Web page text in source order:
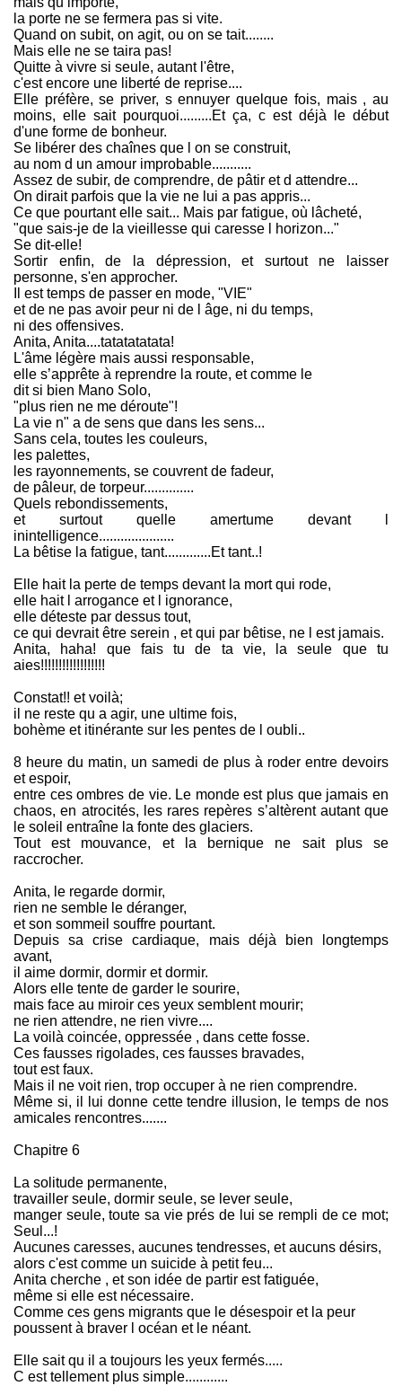
la porte ne se fermera pas si vite.
Quand on subit, on agit, ou on se tait........
Mais elle ne se taira pas!
Quitte à vivre si seule, autant l'être,
c'est encore une liberté de reprise....
Elle préfère, se priver, s ennuyer quelque fois, mais , au
moins, elle sait pourquoi.........Et ça, c est déjà le début
d'une forme de bonheur.
Se libérer des chaînes que l on se construit,
au nom d un amour improbable...........
Assez de subir, de comprendre, de pâtir et d attendre...
On dirait parfois que la vie ne lui a pas appris...
Ce que pourtant elle sait... Mais par fatigue, où lâcheté,
"que sais-je de la vieillesse qui caresse l horizon..."
Se dit-elle!
Sortir enfin, de la dépression, et surtout ne laisser
personne, s'en approcher.
Il est temps de passer en mode, "VIE"
et de ne pas avoir peur ni de l âge, ni du temps,
ni des offensives.
Anita, Anita....tatatatatata!
L'âme légère mais aussi responsable,
elle s’apprête à reprendre la route, et comme le
dit si bien Mano Solo,
"plus rien ne me déroute"!
La vie n" a de sens que dans les sens...
Sans cela, toutes les couleurs,
les palettes,
les rayonnements, se couvrent de fadeur,
de pâleur, de torpeur..............
Quels rebondissements,
et surtout quelle amertume devant l
inintelligence.....................
La bêtise la fatigue, tant.............Et tant..!
Elle hait la perte de temps devant la mort qui rode,
elle hait l arrogance et l ignorance,
elle déteste par dessus tout,
ce qui devrait être serein , et qui par bêtise, ne l est jamais.
Anita, haha! que fais tu de ta vie, la seule que tu
aies!!!!!!!!!!!!!!!!!!
Constat!! et voilà;
il ne reste qu a agir, une ultime fois,
bohème et itinérante sur les pentes de l oubli..
8 heure du matin, un samedi de plus à roder entre devoirs
et espoir,
entre ces ombres de vie. Le monde est plus que jamais en
chaos, en atrocités, les rares repères s’altèrent autant que
le soleil entraîne la fonte des glaciers.
Tout est mouvance, et la bernique ne sait plus se
raccrocher.
Anita, le regarde dormir,
rien ne semble le déranger,
et son sommeil souffre pourtant.
Depuis sa crise cardiaque, mais déjà bien longtemps
avant,
il aime dormir, dormir et dormir.
Alors elle tente de garder le sourire,
mais face au miroir ces yeux semblent mourir;
ne rien attendre, ne rien vivre....
La voilà coincée, oppressée , dans cette fosse.
Ces fausses rigolades, ces fausses bravades,
tout est faux.
Mais il ne voit rien, trop occuper à ne rien comprendre.
Même si, il lui donne cette tendre illusion, le temps de nos
amicales rencontres.......
Chapitre 6
La solitude permanente,
travailler seule, dormir seule, se lever seule,
manger seule, toute sa vie prés de lui se rempli de ce mot;
Seul...!
Aucunes caresses, aucunes tendresses, et aucuns désirs,
alors c'est comme un suicide à petit feu...
Anita cherche , et son idée de partir est fatiguée,
même si elle est nécessaire.
Comme ces gens migrants que le désespoir et la peur
poussent à braver l océan et le néant.
Elle sait qu il a toujours les yeux fermés.....
C est tellement plus simple............